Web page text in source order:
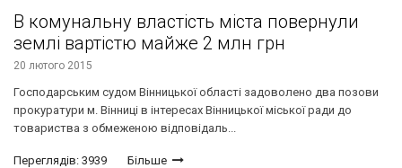
В комунальну властість міста повернули
землі вартістю майже 2 млн грн
20 лютого 2015
Господарським судом Вінницької області задоволено два позови
прокуратури м. Вінниці в інтересах Вінницької міської ради до
товариства з обмеженою відповідаль...
Переглядів: 3939 Більше